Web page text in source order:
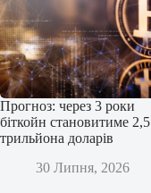
Прогноз: через 3 роки
біткойн становитиме 2,5
трильйона доларів
30 Липня, 2026